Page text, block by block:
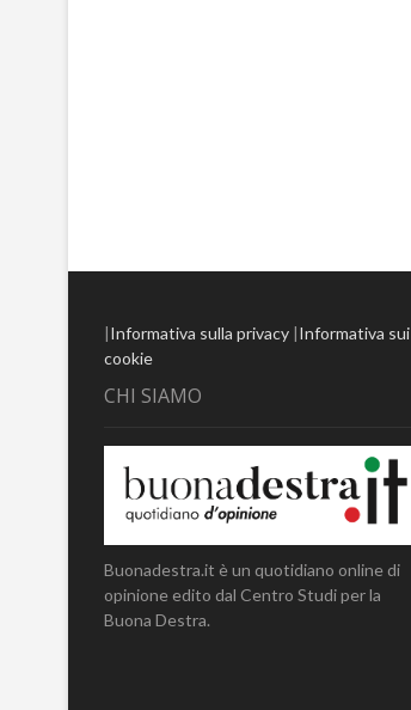
|Informativa sulla privacy |Informativa sui
cookie
CHI SIAMO
Buonadestra.it è un quotidiano online di
opinione edito dal Centro Studi per la
Buona Destra.